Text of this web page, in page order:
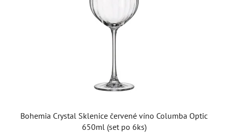
Bohemia Crystal Sklenice červené víno Columba Optic
650ml (set po 6ks)